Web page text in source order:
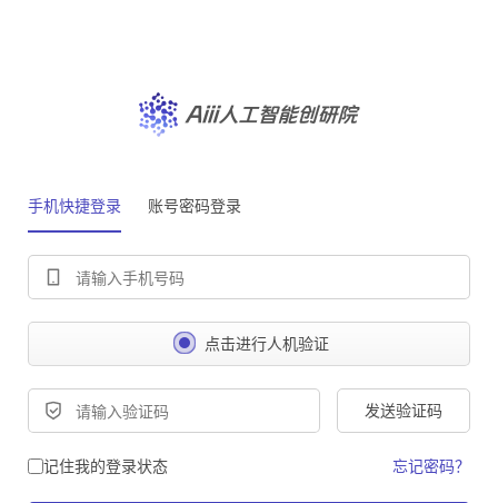
手机快捷登录 账号密码登录
点击进行人机验证
发送验证码
记住我的登录状态 忘记密码？